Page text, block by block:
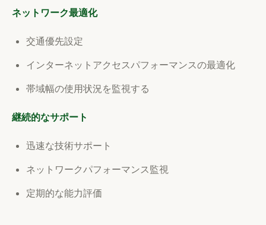
ネットワーク最適化
交通優先設定
インターネットアクセスパフォーマンスの最適化
帯域幅の使用状況を監視する
継続的なサポート
迅速な技術サポート
ネットワークパフォーマンス監視
定期的な能力評価